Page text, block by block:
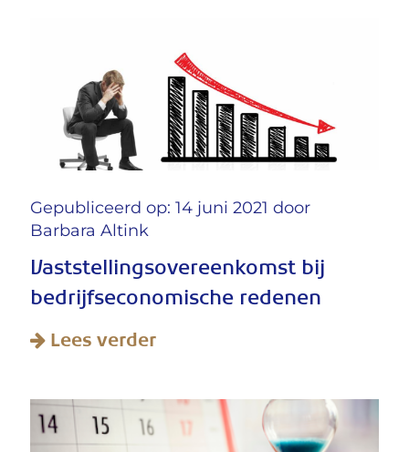
Gepubliceerd op: 14 juni 2021 door
Barbara Altink
Vaststellingsovereenkomst bij
bedrijfseconomische redenen
Lees verder